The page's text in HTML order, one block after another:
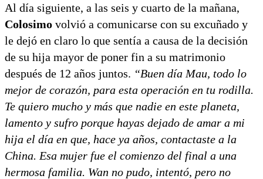
Al día siguiente, a las seis y cuarto de la mañana,
Colosimo volvió a comunicarse con su excuñado y
le dejó en claro lo que sentía a causa de la decisión
de su hija mayor de poner fin a su matrimonio
después de 12 años juntos. “Buen día Mau, todo lo
mejor de corazón, para esta operación en tu rodilla.
Te quiero mucho y más que nadie en este planeta,
lamento y sufro porque hayas dejado de amar a mi
hija el día en que, hace ya años, contactaste a la
China. Esa mujer fue el comienzo del final a una
hermosa familia. Wan no pudo, intentó, pero no